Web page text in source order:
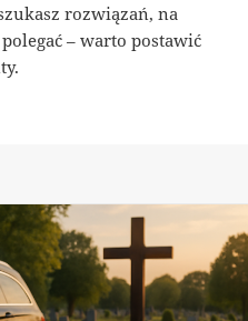
rozwiązań, na
– warto postawić